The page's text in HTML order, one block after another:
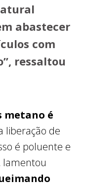
abastecer
com
ressaltou
metano é
liberação de
é poluente e
lamentou